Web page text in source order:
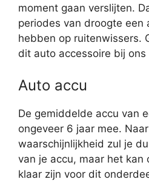
moment gaan verslijten.
periodes van droogte een
hebben op ruitenwissers.
dit auto accessoire bij ons
Auto accu
De gemiddelde accu van
ongeveer 6 jaar mee.
waarschijnlijkheid zul je
van je accu, maar het kan
klaar zijn voor dit